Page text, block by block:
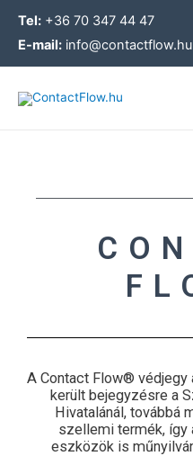
Tel: +36 70 347 44 47
E-mail: info@contactflow.hu
A Contact Flow®
került bejegyzésre a
Hivatalánál, továbbá
szellemi termék, így
eszközök is